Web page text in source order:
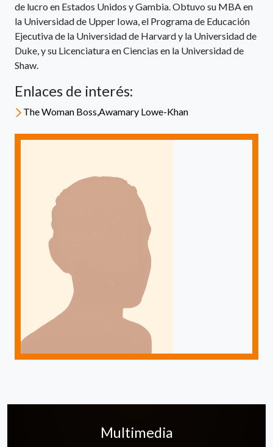
de lucro en Estados Unidos y Gambia. Obtuvo su MBA en
la Universidad de Upper Iowa, el Programa de Educación
Ejecutiva de la Universidad de Harvard y la Universidad de
Duke, y su Licenciatura en Ciencias en la Universidad de
Shaw.
Enlaces de interés:
The Woman Boss,Awamary Lowe-Khan
Multimedia